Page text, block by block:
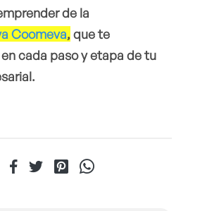
de la
Coomeva, que te
cada paso y etapa de tu